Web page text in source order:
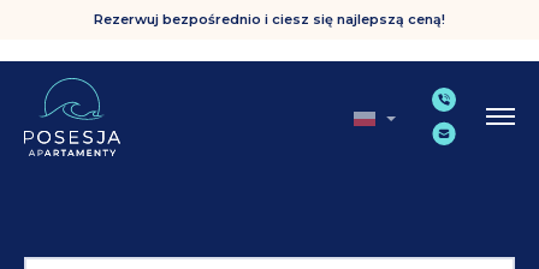
Rezerwuj bezpośrednio i ciesz się najlepszą ceną!